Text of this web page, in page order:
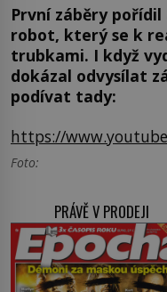
První záběry
robot, který se k
trubkami. I když
dokázal odvysílat
podívat tady:
https://
Foto:
PRÁVĚ V PRODEJI